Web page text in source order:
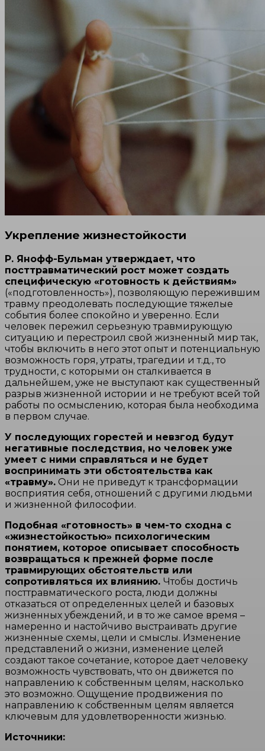
Укрепление жизнестойкости
Р. Янофф-Бульман утверждает, что
посттравматический рост может создать
специфическую «готовность к действиям»
(«подготовленность»), позволяющую пережившим
травму преодолевать последующие тяжелые
события более спокойно и уверенно. Если
человек пережил серьезную травмирующую
ситуацию и перестроил свой жизненный мир так,
чтобы включить в него этот опыт и потенциальную
возможность горя, утраты, трагедии и т.д., то
трудности, с которыми он сталкивается в
дальнейшем, уже не выступают как существенный
разрыв жизненной истории и не требуют всей той
работы по осмыслению, которая была необходима
в первом случае.
У последующих горестей и невзгод будут
негативные последствия, но человек уже
умеет с ними справляться и не будет
воспринимать эти обстоятельства как
«травму». Они не приведут к трансформации
восприятия себя, отношений с другими людьми
и жизненной философии.
Подобная «готовность» в чем-то сходна с
«жизнестойкостью» психологическим
понятием, которое описывает способность
возвращаться к прежней форме после
травмирующих обстоятельств или
сопротивляться их влиянию. Чтобы достичь
посттравматического роста, люди должны
отказаться от определенных целей и базовых
жизненных убеждений, и в то же самое время –
намеренно и настойчиво выстраивать другие
жизненные схемы, цели и смыслы. Изменение
представлений о жизни, изменение целей
создают такое сочетание, которое дает человеку
возможность чувствовать, что он движется по
направлению к собственным целям, насколько
это возможно. Ощущение продвижения по
направлению к собственным целям является
ключевым для удовлетворенности жизнью.
Источники: